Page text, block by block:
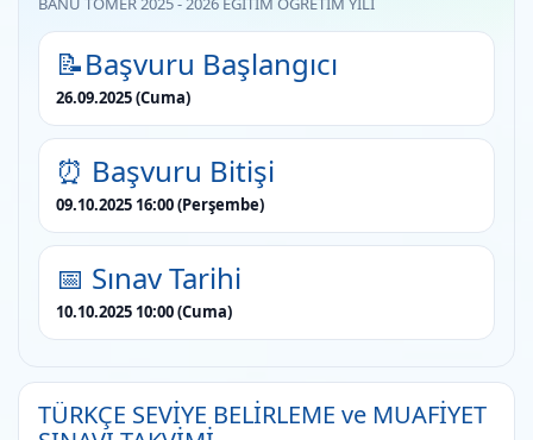
📝Başvuru Başlangıcı
26.09.2025 (Cuma)
⏰ Başvuru Bitişi
09.10.2025 16:00 (Perşembe)
📅 Sınav Tarihi
10.10.2025 10:00 (Cuma)
TÜRKÇE SEVİYE BELİRLEME ve MUAFİYET